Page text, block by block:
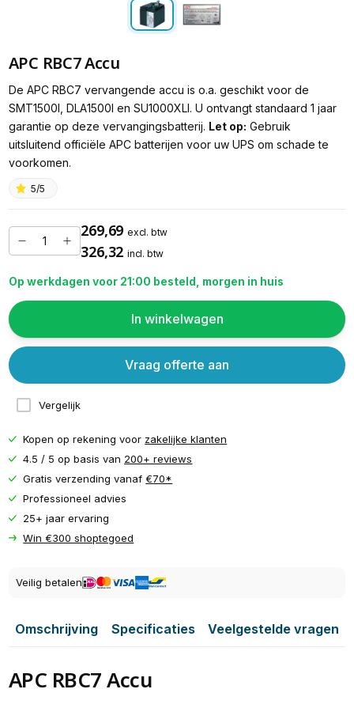
APC RBC7 Accu
De APC RBC7 vervangende accu is o.a. geschikt voor de
SMT1500I, DLA1500I en SU1000XLI. U ontvangt standaard 1 jaar
garantie op deze vervangingsbatterij. Let op: Gebruik
uitsluitend officiële APC batterijen voor uw UPS om schade te
voorkomen.
5/5
269,69 excl. btw
326,32 incl. btw
Op werkdagen voor 21:00 besteld, morgen in huis
In winkelwagen
Vergelijk
Vraag offerte aan
Kopen op rekening voor zakelijke klanten
4.5 / 5 op basis van 200+ reviews
Gratis verzending vanaf€70*
Professioneel advies
25+ jaar ervaring
Win €300 shoptegoed
Veilig betalen
Omschrijving Specificaties Veelgestelde vragen
APC RBC7 Accu